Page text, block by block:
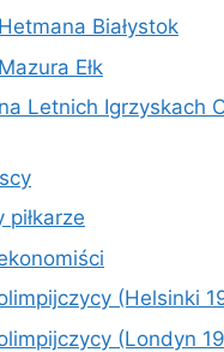
Białystok
Ełk
Letnich Igrzyskach
piłkarze
(Helsinki
(Londyn